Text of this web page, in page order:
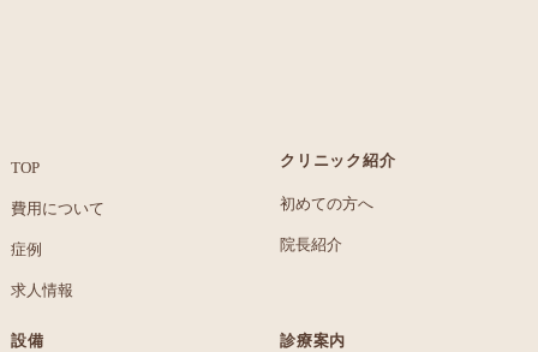
TOP
費用について
症例
求人情報
クリニック紹介
初めての方へ
院長紹介
設備 診療案内